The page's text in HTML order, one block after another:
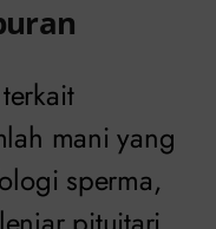
mani yang
sperma,